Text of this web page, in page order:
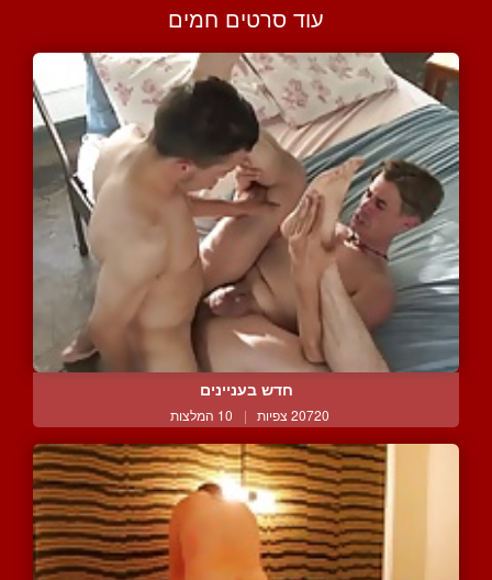
עוד סרטים חמים
חדש בעניינים
20720 צפיות | 10 המלצות